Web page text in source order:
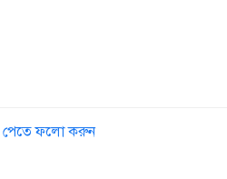
পেতে ফলো করুন